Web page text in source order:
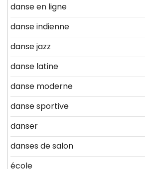
danse en ligne
danse indienne
danse jazz
danse latine
danse moderne
danse sportive
danser
danses de salon
école